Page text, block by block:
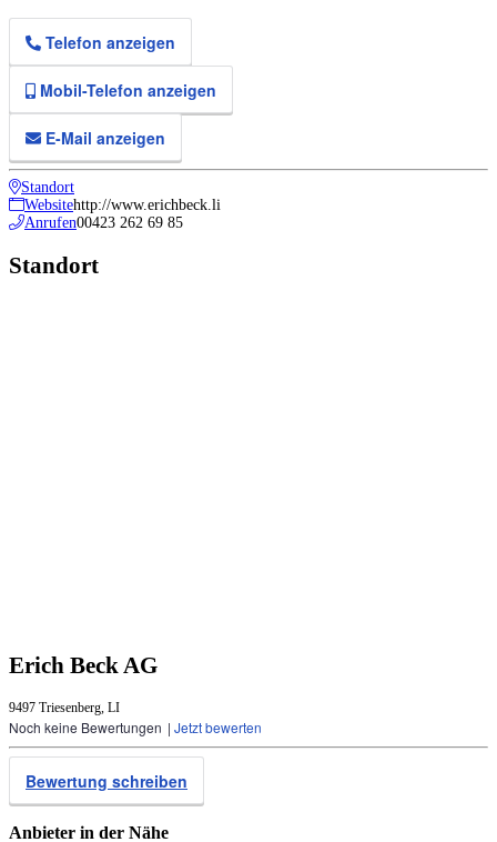
Telefon anzeigen
Mobil-Telefon anzeigen
E-Mail anzeigen
Standort
Websitehttp://www.erichbeck.li
Anrufen00423 262 69 85
Standort
Erich Beck AG
9497 Triesenberg, LI
Noch keine Bewertungen | Jetzt bewerten
Bewertung schreiben
Anbieter in der Nähe